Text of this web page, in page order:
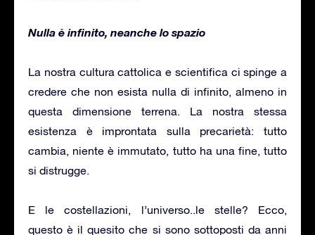
Nulla è infinito, neanche lo spazio
La nostra cultura cattolica e scientifica ci spinge a
credere che non esista nulla di infinito, almeno in
questa dimensione terrena. La nostra stessa
esistenza è improntata sulla precarietà: tutto
cambia, niente è immutato, tutto ha una fine, tutto
si distrugge.
E le costellazioni, l’universo..le stelle? Ecco,
questo è il quesito che si sono sottoposti da anni